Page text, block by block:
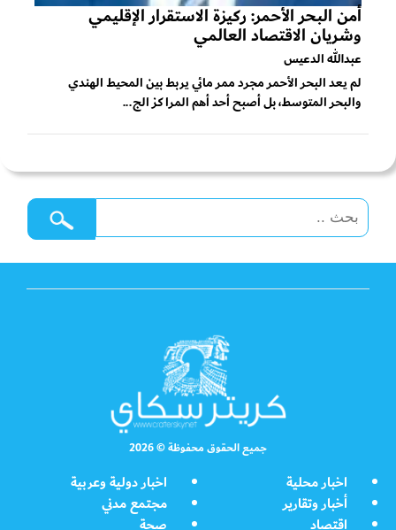
أمن البحر الأحمر: ركيزة الاستقرار الإقليمي
وشريان الاقتصاد العالمي
عبدالله الدعيس
لم يعد البحر الأحمر مجرد ممر مائي يربط بين المحيط الهندي
والبحر المتوسط، بل أصبح أحد أهم المراكز الج...
جميع الحقوق محفوظة © 2026
اخبار محلية
اخبار دولية وعربية
أخبار وتقارير
مجتمع مدني
اقتصاد
صحة